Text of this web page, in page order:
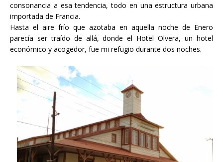
consonancia a esa tendencia, todo en una estructura urbana
importada de Francia.
Hasta el aire frío que azotaba en aquella noche de Enero
parecía ser traído de allá, donde el Hotel Olvera, un hotel
económico y acogedor, fue mi refugio durante dos noches.